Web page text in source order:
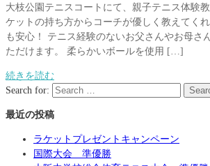
大枝公園テニスコートにて、親子テニス体験
ケットの持ち方からコーチが優しく教えてく
も安心！ テニス経験のないお父さんやお母さ
ただけます。 柔らかいボールを使用 […]
続きを読む
Search for:
最近の投稿
ラケットプレゼントキャンペーン
国際大会 準優勝